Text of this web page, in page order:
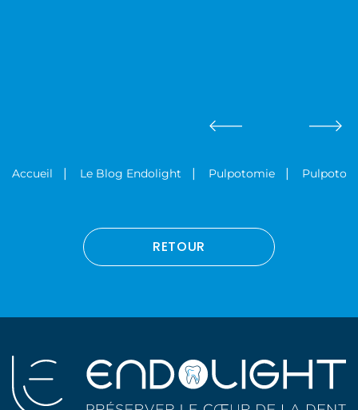
Accueil Le Blog Endolight Pulpotomie
RETOUR